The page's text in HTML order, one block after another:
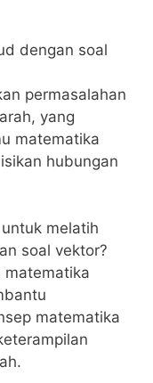
​dengan soal
permasalahan
⁣yang​
matematika
hubungan
melatih
soal vektor?
matematika
matematika